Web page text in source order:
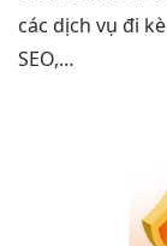
các dịch vụ đi
SEO,…